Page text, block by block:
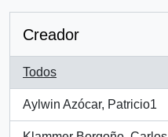
Creador
Todos
Aylwin Azócar, Patricio1
, 1 resultados